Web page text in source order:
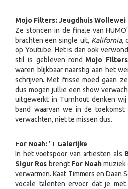
Mojo Filters: Jeugdhuis Wollewei
Ze stonden in de finale van
brachten een single uit, Kalifornia,
op Youtube. Het is dan ook
stil is gebleven rond Mojo Filters
waren blijkbaar naarstig aan het
schrijven. Met frisse moed gaan
dus mogen jullie een show
uitgewerkt in Turnhout denken
band waarvan we in de toekomst
verwachten, niet te missen dus.
For Noah: 'T Galerijke
In het voetspoor van artiesten als
Sigur Ros brengt For Noahmuziek
verwarmen. Kaat Timmers en Daan
vocale talenten ervoor dat je met